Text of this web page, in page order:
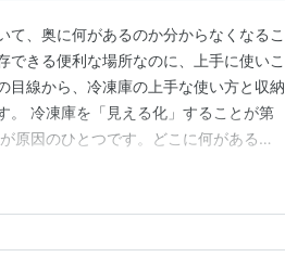
、奥に何があるのか分からなくなるこ
できる便利な場所なのに、上手に使いこ
目線から、冷凍庫の上手な使い方と収納
。 冷凍庫を「見える化」することが第
原因のひとつです。どこに何があるか
身を全部出して、分類しましょう。 ポ
） 野菜…